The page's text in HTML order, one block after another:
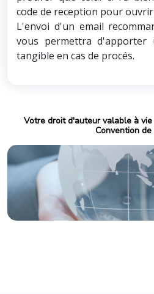
code de reception pour
L'envoi d'un email
vous permettra d'apporter
tangible en cas de procés.
Votre droit d'auteur valable à
Convention de